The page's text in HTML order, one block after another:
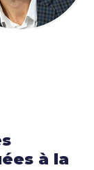
à la